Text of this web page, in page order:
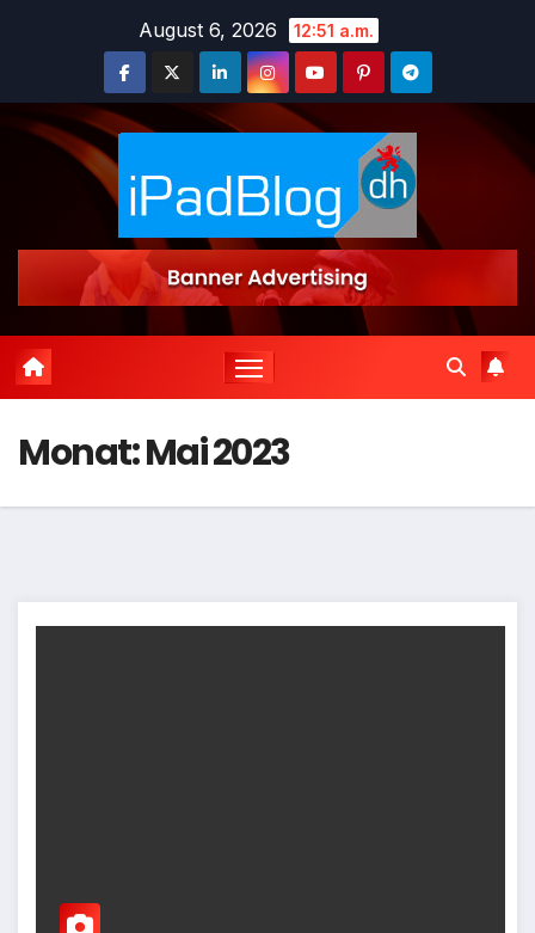
August 6, 2026 12:51 a.m.
Monat:Mai 2023